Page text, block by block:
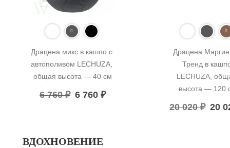
Драцена микс в кашпо с
автополивом LECHUZA,
общая высота — 40 см
6 760₽ 6 760 ₽
Драцена
Тренд в
LECHUZA,
высота — 120
20 020₽ 20
ВДОХНОВЕНИЕ